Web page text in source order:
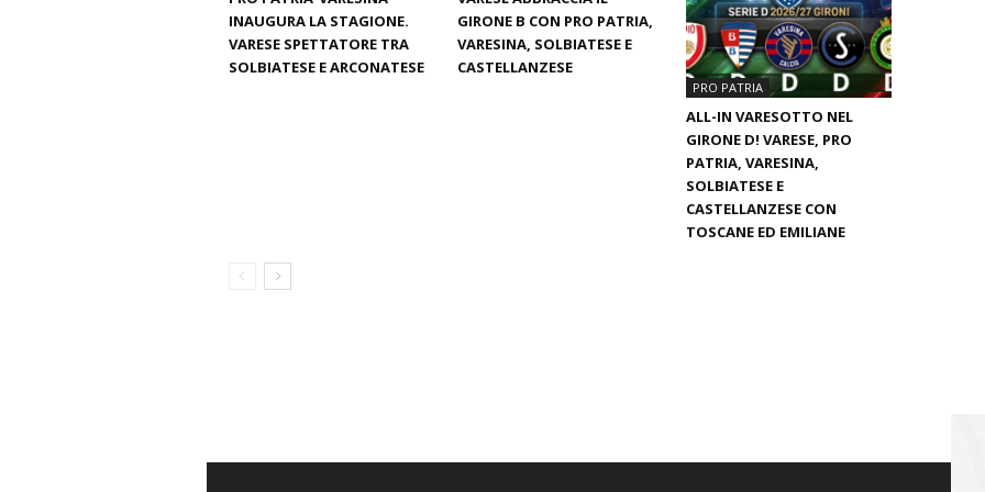
INAUGURA LA STAGIONE.
VARESE SPETTATORE TRA
SOLBIATESE E ARCONATESE
GIRONE B CON PRO PATRIA,
VARESINA, SOLBIATESE E
CASTELLANZESE
PRO PATRIA
ALL-IN VARESOTTO NEL
GIRONE D! VARESE, PRO
PATRIA, VARESINA,
SOLBIATESE E
CASTELLANZESE CON
TOSCANE ED EMILIANE